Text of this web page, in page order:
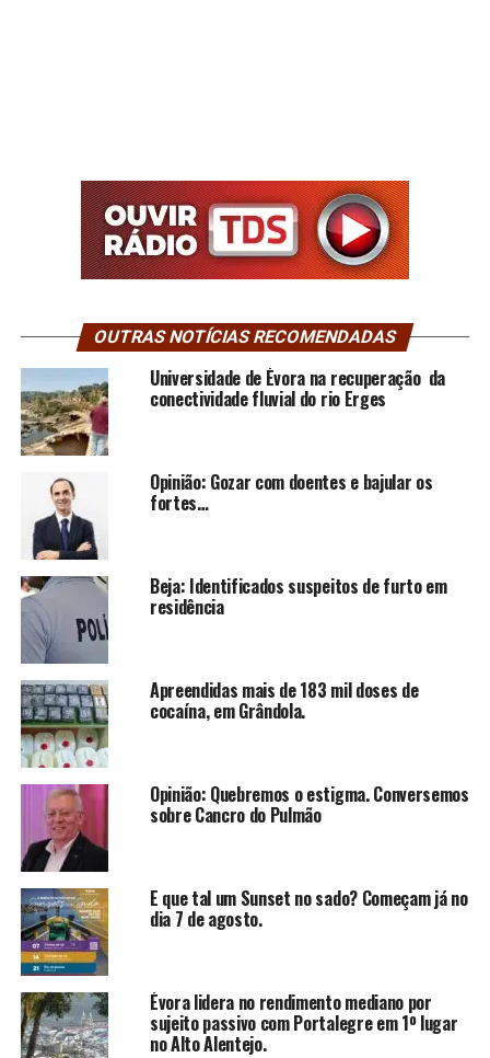
OUTRAS NOTÍCIAS RECOMENDADAS
Universidade de Évora na recuperação da
conectividade fluvial do rio Erges
Opinião: Gozar com doentes e bajular os
fortes…
Beja: Identificados suspeitos de furto em
residência
Apreendidas mais de 183 mil doses de
cocaína, em Grândola.
Opinião: Quebremos o estigma. Conversemos
sobre Cancro do Pulmão
E que tal um Sunset no sado? Começam já no
dia 7 de agosto.
Évora lidera no rendimento mediano por
sujeito passivo com Portalegre em 1º lugar
no Alto Alentejo.